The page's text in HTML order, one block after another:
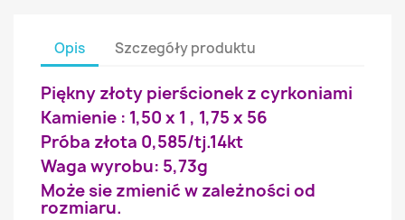
Opis Szczegóły produktu
Piękny złoty pierścionek z cyrkoniami
Kamienie : 1,50 x 1 , 1,75 x 56
Próba złota 0,585/tj.14kt
Waga wyrobu: 5,73g
Może sie zmienić w zależności od
rozmiaru.